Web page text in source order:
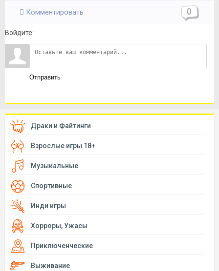
Комментировать 0
Войдите:
Отправить
Драки и Файтинги
Взрослые игры 18+
Музыкальные
Спортивные
Инди игры
Хорроры, Ужасы
Приключенческие
Выживание